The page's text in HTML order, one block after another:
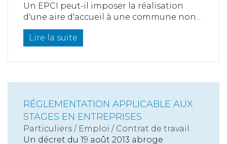
Un EPCI peut-il imposer la réalisation
d'une aire d'accueil à une commune non...
Lire la suite
RÉGLEMENTATION APPLICABLE AUX
STAGES EN ENTREPRISES
Particuliers / Emploi / Contrat de travail
Un décret du 19 août 2013 abroge